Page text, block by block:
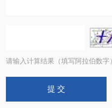
请输入计算结果（填写阿拉伯数字